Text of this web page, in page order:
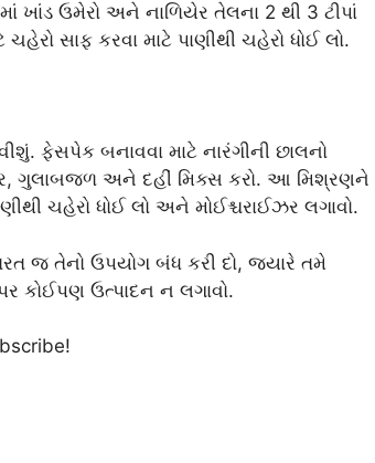
ખાંડ ઉમેરો અને નાળિયેર તેલના 2 થી 3 ટીપાં
સાફ કરવા માટે પાણીથી ચહેરો ધોઈ લો.
ફેસપેક બનાવવા માટે નારંગીની છાલનો
ગુલાબજળ અને દહીં મિક્સ કરો. આ મિશ્રણને
ચહેરો ધોઈ લો અને મોઈશ્ચરાઈઝર લગાવો.
જ તેનો ઉપયોગ બંધ કરી દો, જ્યારે તમે
પર કોઈપણ ઉત્પાદન ન લગાવો.